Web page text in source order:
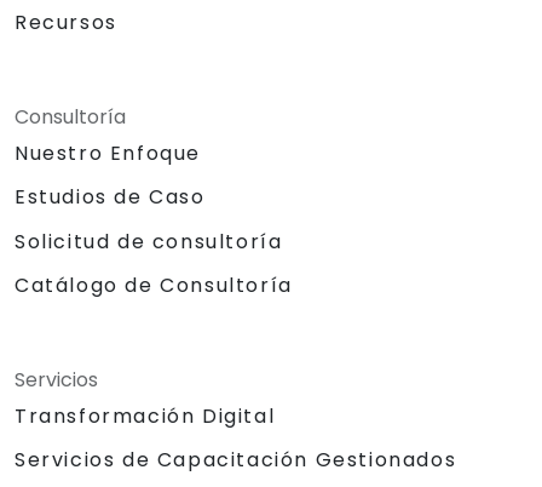
Recursos
Consultoría
Nuestro Enfoque
Estudios de Caso
Solicitud de consultoría
Catálogo de Consultoría
Servicios
Transformación Digital
Servicios de Capacitación Gestionados